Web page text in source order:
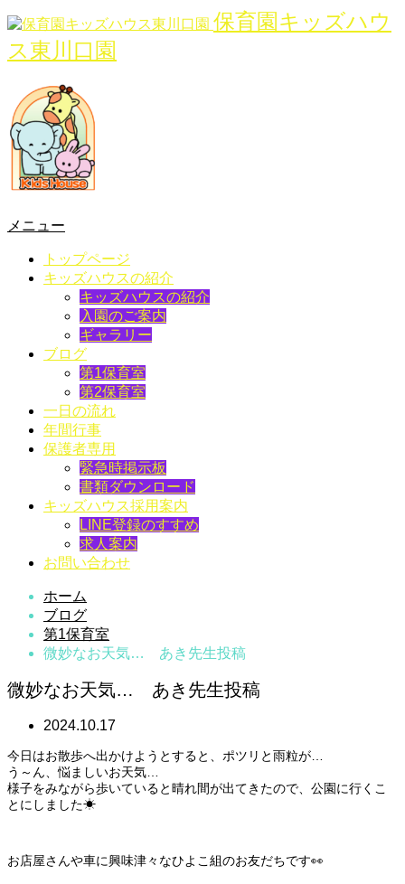
保育園キッズハウ
ス東川口園
メニュー
トップページ
キッズハウスの紹介
キッズハウスの紹介
入園のご案内
ギャラリー
ブログ
第1保育室
第2保育室
一日の流れ
年間行事
保護者専用
緊急時掲示板
書類ダウンロード
キッズハウス採用案内
LINE登録のすすめ
求人案内
お問い合わせ
ホーム
ブログ
第1保育室
微妙なお天気… あき先生投稿
微妙なお天気… あき先生投稿
2024.10.17
今日はお散歩へ出かけようとすると、ポツリと雨粒が…
う～ん、悩ましいお天気…
様子をみながら歩いていると晴れ間が出てきたので、公園に行くこ
とにしました☀
お店屋さんや車に興味津々なひよこ組のお友だちです👀